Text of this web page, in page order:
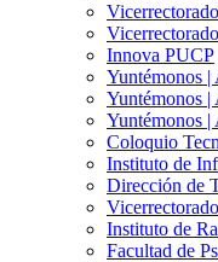
Innova PUCP
Yuntémonos
Yuntémonos
Yuntémonos
Coloquio
Instituto de
Dirección de
Instituto de
Facultad de